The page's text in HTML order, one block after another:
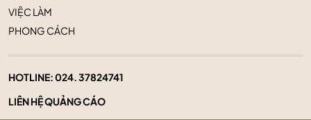
VIỆC LÀM
PHONG CÁCH
HOTLINE:024. 37824741
LIÊN HỆ QUẢNG CÁO